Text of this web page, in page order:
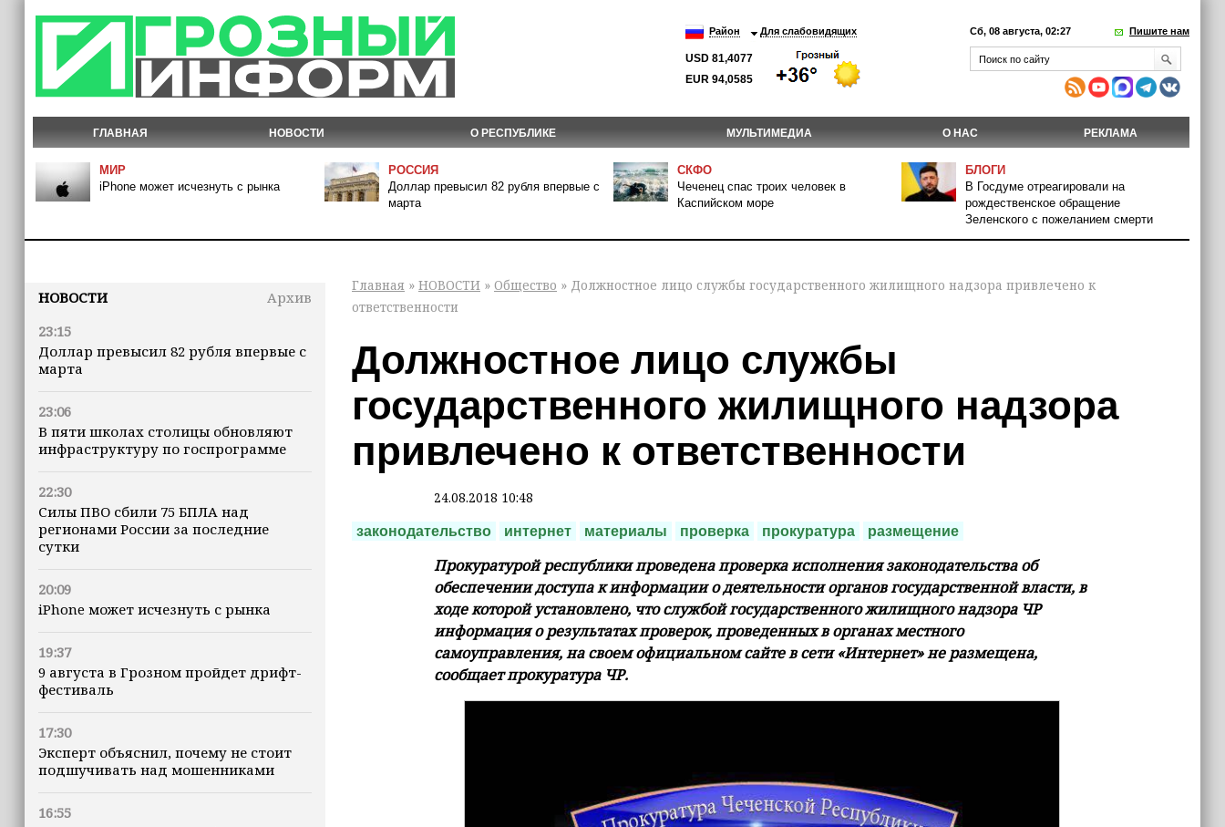
Район Для слабовидящих
USD 81,4077
EUR 94,0585
Сб, 08 августа, 02:27 Пишите нам
ГЛАВНАЯ НОВОСТИ О РЕСПУБЛИКЕ МУЛЬТИМЕДИА О НАС РЕКЛАМА
МИР
iPhone может исчезнуть с рынка
РОССИЯ
Доллар превысил 82 рубля впервые с
марта
СКФО
Чеченец спас троих человек в
Каспийском море
БЛОГИ
В Госдуме отреагировали на
рождественское обращение
Зеленского с пожеланием смерти
НОВОСТИ
Архив
23:15
Доллар превысил 82 рубля впервые с
марта
23:06
В пяти школах столицы обновляют
инфраструктуру по госпрограмме
22:30
Силы ПВО сбили 75 БПЛА над
регионами России за последние
сутки
20:09
iPhone может исчезнуть с рынка
19:37
9 августа в Грозном пройдет дрифт-
фестиваль
17:30
Эксперт объяснил, почему не стоит
подшучивать над мошенниками
16:55
Главная » НОВОСТИ » Общество » Должностное лицо службы государственного жилищного надзора привлечено к
ответственности
Должностное лицо службы
государственного жилищного надзора
привлечено к ответственности
24.08.2018 10:48
законодательство интернет материалы проверка прокуратура размещение
Прокуратурой республики проведена проверка исполнения законодательства об
обеспечении доступа к информации о деятельности органов государственной власти, в
ходе которой установлено, что службой государственного жилищного надзора ЧР
информация о результатах проверок, проведенных в органах местного
самоуправления, на своем официальном сайте в сети «Интернет» не размещена,
сообщает прокуратура ЧР.